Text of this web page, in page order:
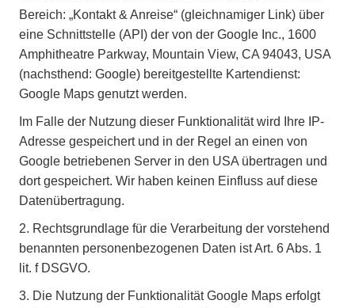
Bereich: „Kontakt & Anreise“ (gleichnamiger Link) über
eine Schnittstelle (API) der von der Google Inc., 1600
Amphitheatre Parkway, Mountain View, CA 94043, USA
(nachsthend: Google) bereitgestellte Kartendienst:
Google Maps genutzt werden.
Im Falle der Nutzung dieser Funktionalität wird Ihre IP-
Adresse gespeichert und in der Regel an einen von
Google betriebenen Server in den USA übertragen und
dort gespeichert. Wir haben keinen Einfluss auf diese
Datenübertragung.
2. Rechtsgrundlage für die Verarbeitung der vorstehend
benannten personenbezogenen Daten ist Art. 6 Abs. 1
lit. f DSGVO.
3. Die Nutzung der Funktionalität Google Maps erfolgt